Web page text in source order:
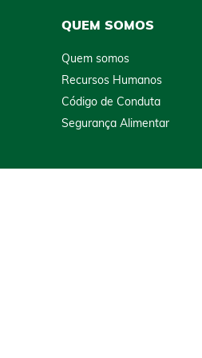
QUEM SOMOS
Quem somos
Recursos Humanos
Código de Conduta
Segurança Alimentar